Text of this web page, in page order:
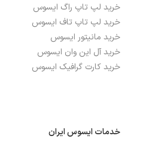
درگاه‌ها، ارتباطات و شبکه
بلوتوث
تعداد پورت USB 2.0 2
خرید لپ تاپ راگ ایسوس
خرید لپ تاپ تاف ایسوس
خرید مانیتور ایسوس
خرید آل این وان ایسوس
خرید کارت گرافیک ایسوس
خدمات ایسوس ایران